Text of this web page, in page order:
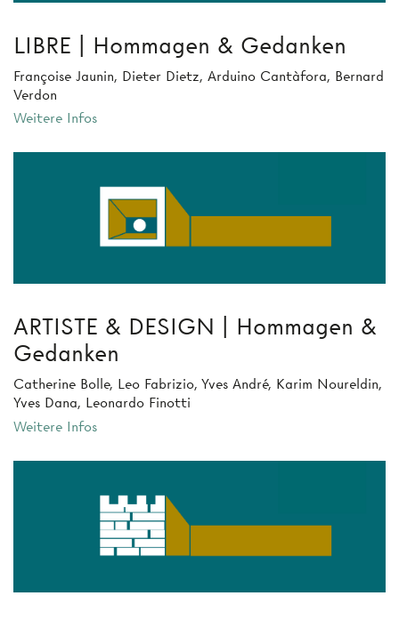
LIBRE | Hommagen & Gedanken
Françoise Jaunin, Dieter Dietz, Arduino Cantàfora, Bernard
Verdon
Weitere Infos
ARTISTE & DESIGN | Hommagen &
Gedanken
Catherine Bolle, Leo Fabrizio, Yves André, Karim Noureldin,
Yves Dana, Leonardo Finotti
Weitere Infos